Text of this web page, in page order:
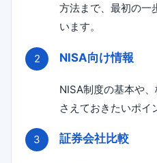
方法まで、最初の一
います。
NISA向け情報
NISA制度の基本や
さえておきたいポイ
証券会社比較